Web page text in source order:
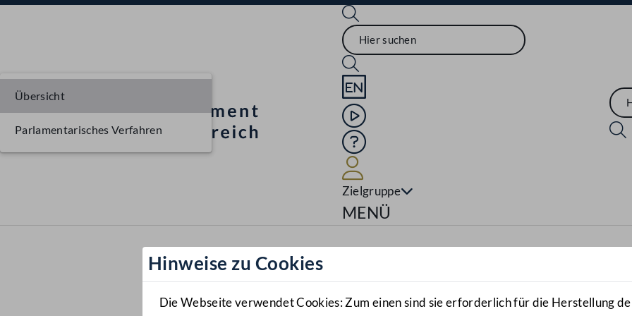
Sprache English
Mediathek
Hilfe
Zielgruppe
Navigationsmenü öffnen
MENÜ
Hinweise zu Cookies
Die Webseite verwendet Cookies: Zum einen sind sie erforderlich für die Herstellung
Übersicht
Parlamentarisches Verfahren